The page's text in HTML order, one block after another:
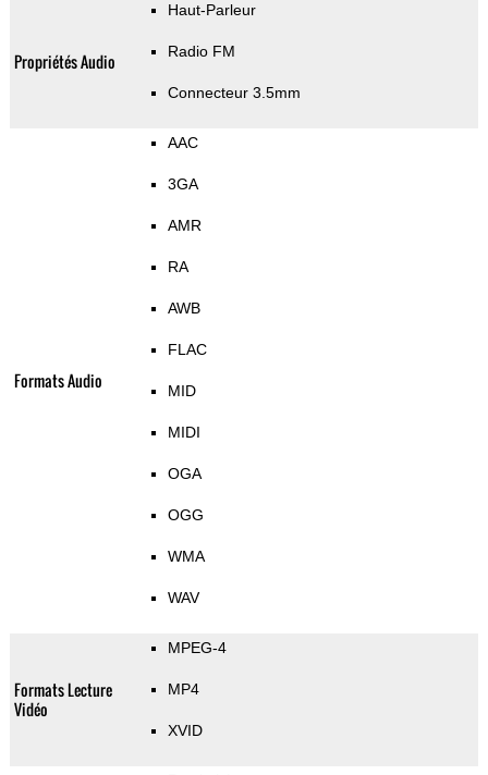
Propriétés Audio
Haut-Parleur
Radio FM
Connecteur 3.5mm
Formats Audio
AAC
3GA
AMR
RA
AWB
FLAC
MID
MIDI
OGA
OGG
WMA
WAV
Formats Lecture
Vidéo
MPEG-4
MP4
XVID